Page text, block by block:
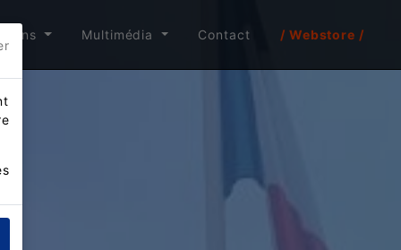
Multimédia Contact / Webstore /